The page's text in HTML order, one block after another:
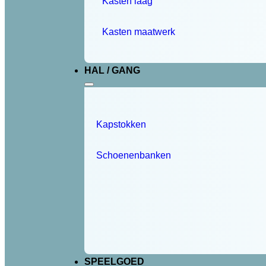
Kasten maatwerk
HAL / GANG
Kapstokken
Schoenenbanken
SPEELGOED